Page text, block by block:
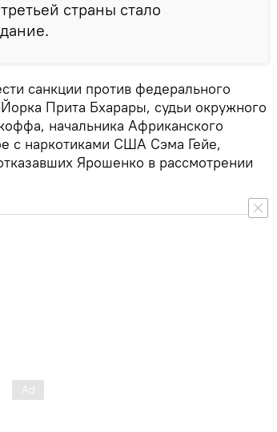
страны стало
санкции против федерального
Прита Бхарары, судьи окружного
начальника Африканского
с наркотиками США Сэма Гейе,
Ярошенко в рассмотрении